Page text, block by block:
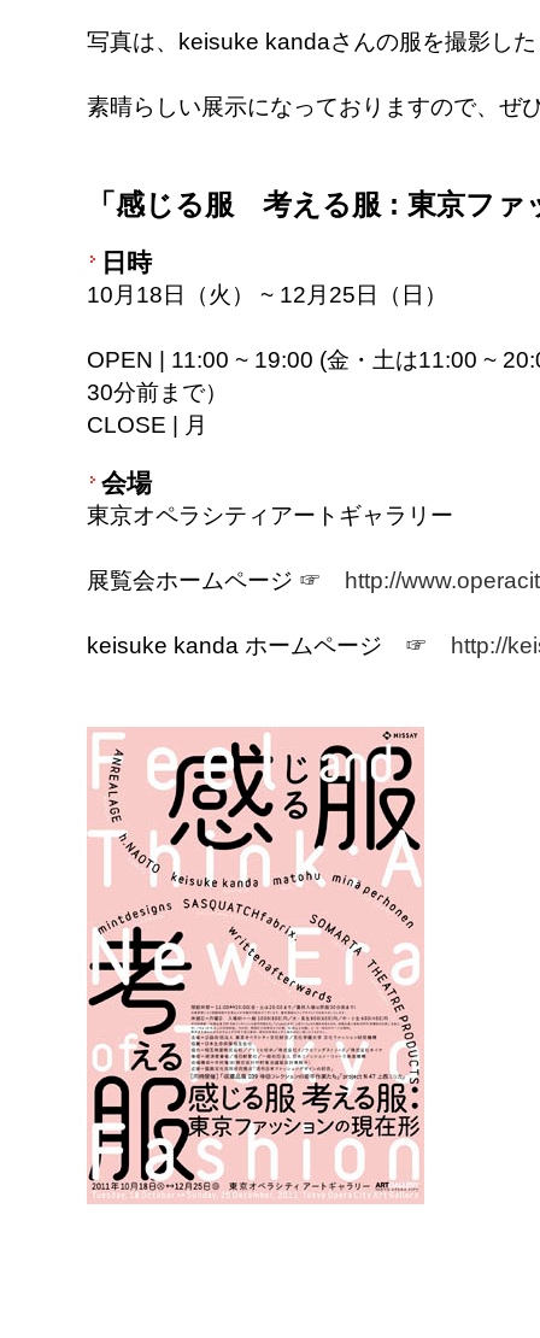
写真は、keisuke kandaさんの服を撮影し
素晴らしい展示になっておりますので、ぜ
「感じる服 考える服 : 東京ファ
日時
10月18日（火） ~ 12月25日（日）
OPEN | 11:00 ~ 19:00 (金・土は11:00 ~
30分前まで）
CLOSE | 月
会場
東京オペラシティアートギャラリー
展覧会ホームページ ☞ http://
keisuke kanda ホームページ ☞ http://